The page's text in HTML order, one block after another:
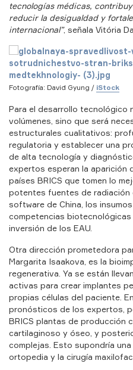
tecnologías médicas,
reducir la desigualdad y
internacional”, señala Vitória
Fotografía: David Gyung / iStock
Para el desarrollo tecnológico
volúmenes, sino que será
estructurales cualitativos:
regulatoria y establecer una
de alta tecnología y
expertos esperan la aparición
países BRICS que tomen lo
potentes fuentes de radiación
software de China, los
competencias
inversión de los EAU.
Otra dirección prometedora
Margarita Isaakova, es la
regenerativa. Ya se están
activas para crear implantes
propias células del paciente.
pronósticos de los expertos,
BRICS plantas de producción
cartilaginoso y óseo, y
complejas. Esto supondría
ortopedia y la cirugía